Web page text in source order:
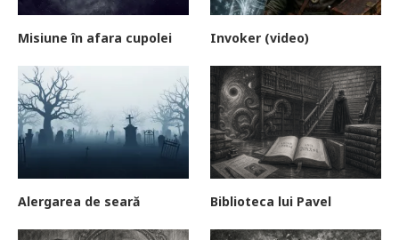
Misiune în afara cupolei Invoker (video)
Alergarea de seară Biblioteca lui Pavel